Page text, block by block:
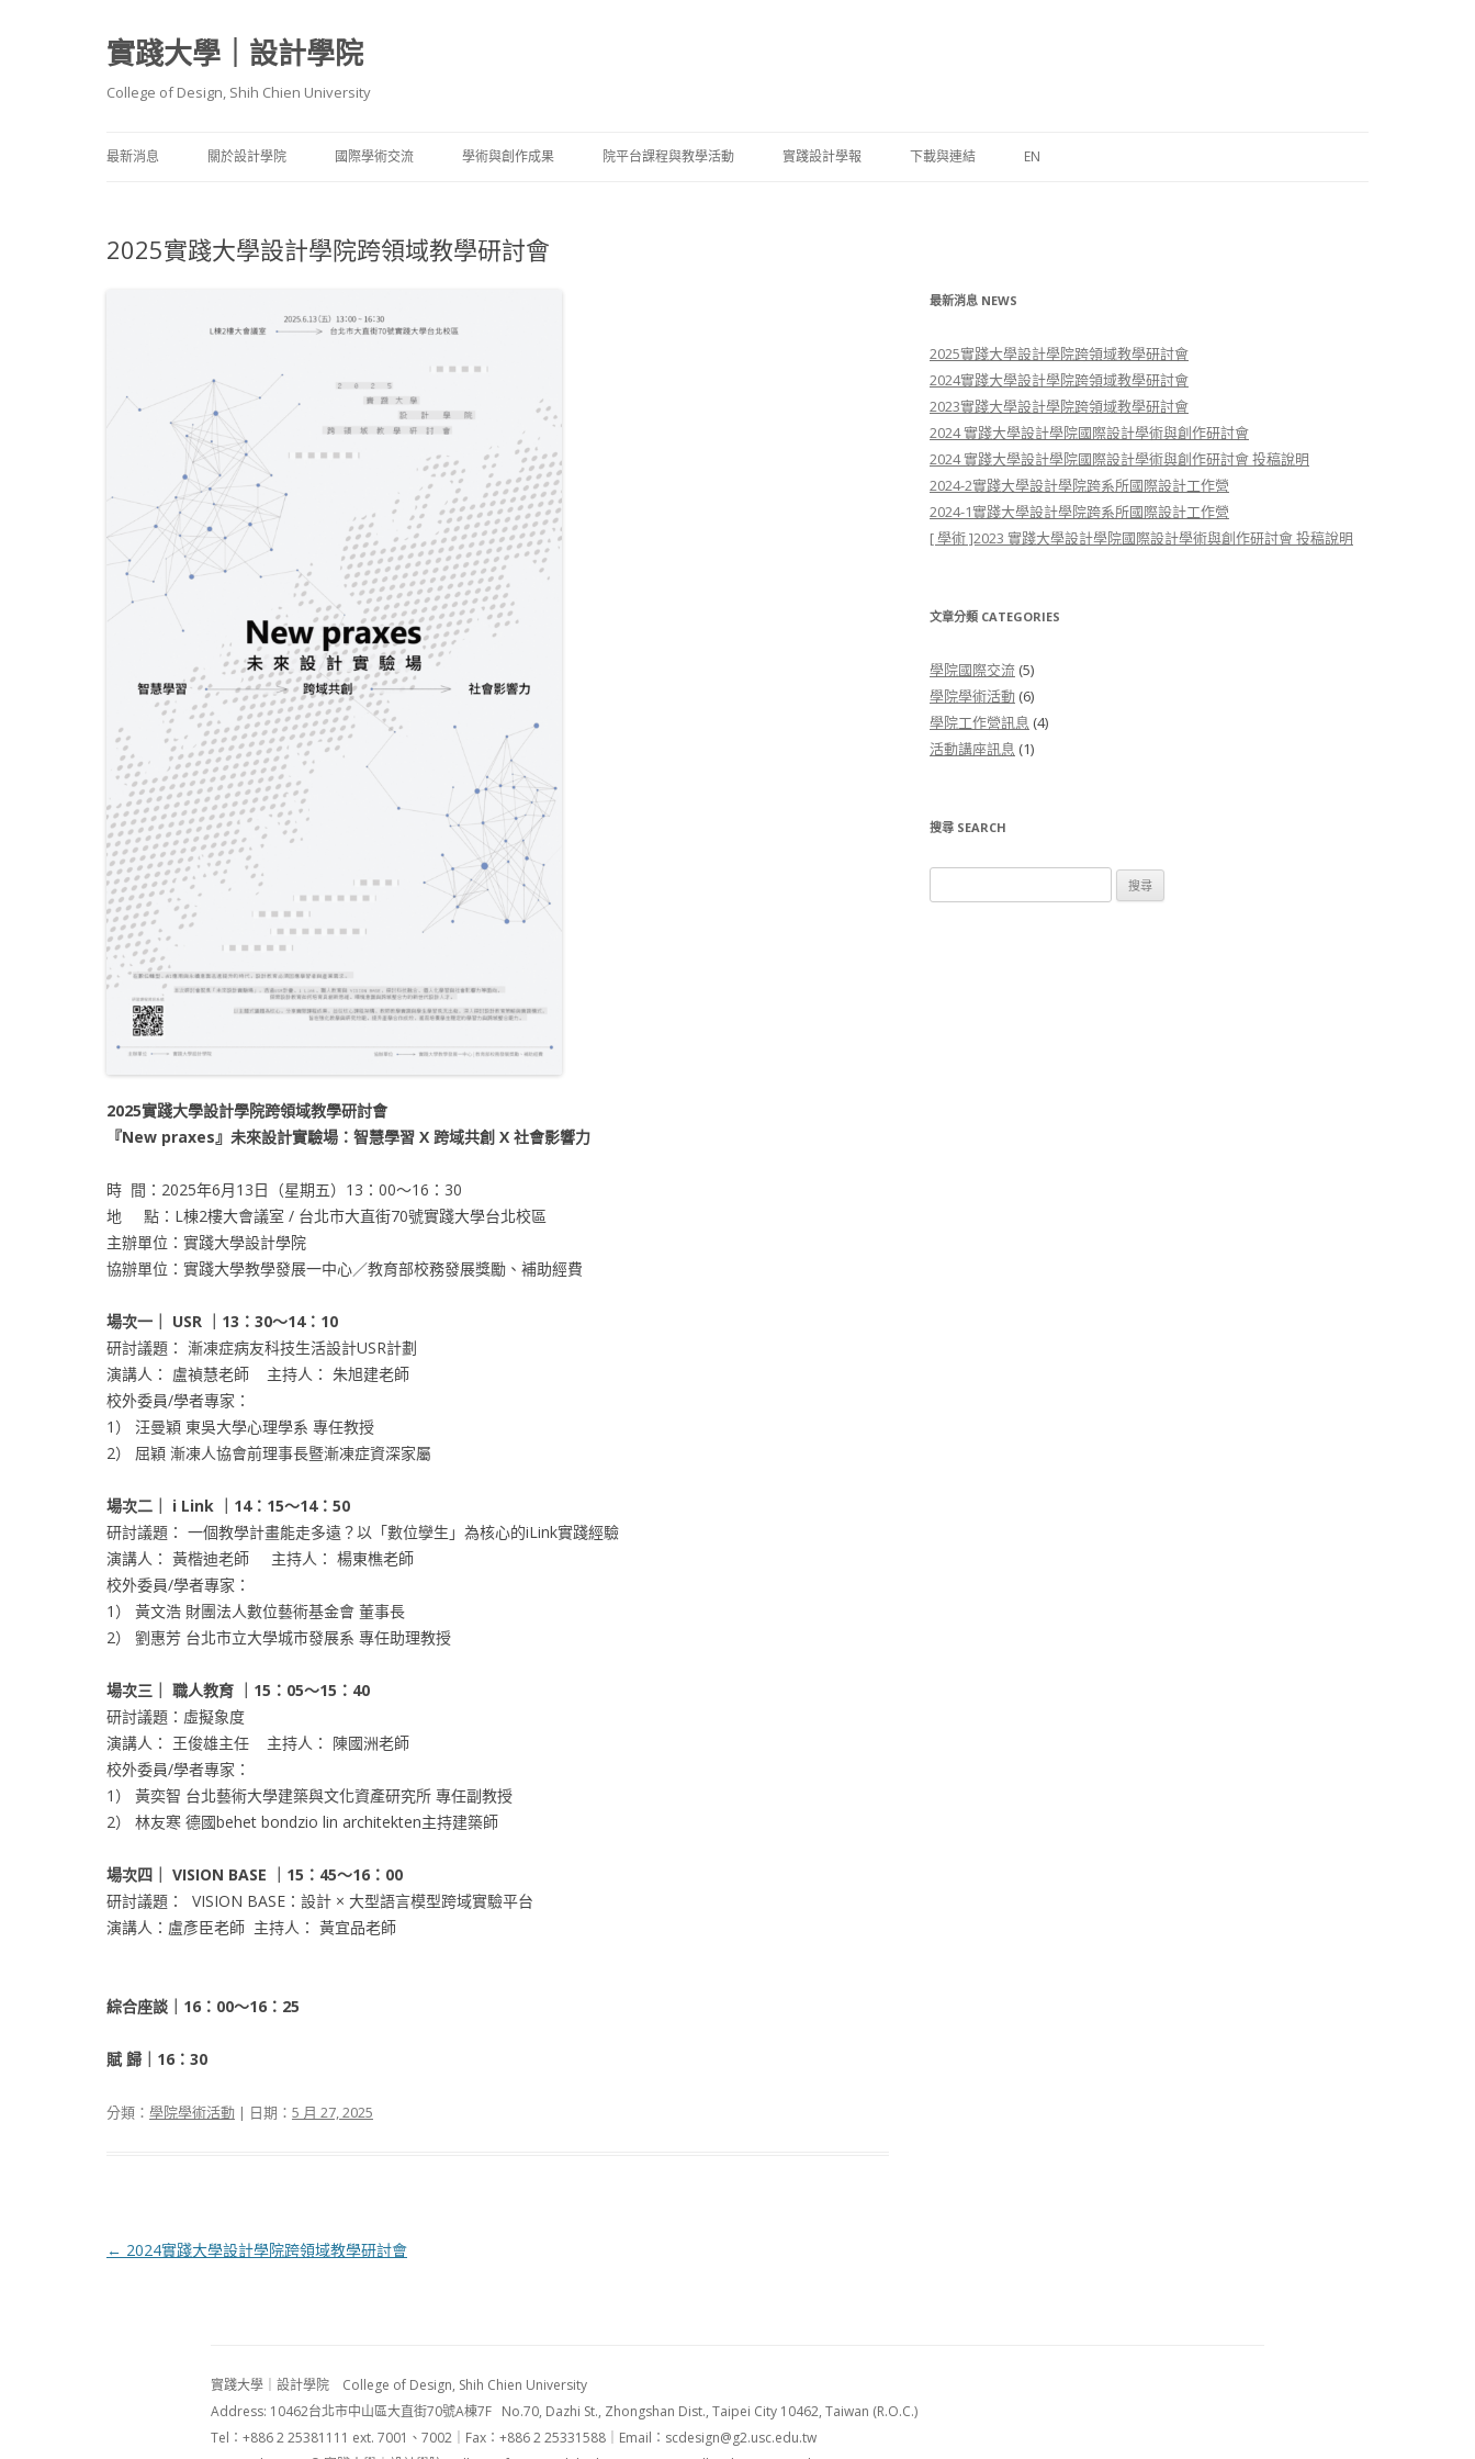
實踐大學｜設計學院
College of Design, Shih Chien University
最新消息 關於設計學院
院內各學系（含碩士班）介紹 服裝設計學系（含碩士班）
工業產品設計學系（含碩士班）
建築職人學士學位學程
報導與評比
國際學術交流
國際交流成果
教學卓越計畫 A1 架構
學術與創作成果
教師學術成果
院平台課程與教學活動 實踐設計學報 下載與連結 EN
2025實踐大學設計學院跨領域教學研討會
2025實踐大學設計學院跨領域教學研討會
『New praxes』未來設計實驗場：智慧學習 X 跨域共創 X 社會影響力
時 間：2025年6月13日（星期五）13：00～16：30
地 點：L棟2樓大會議室 / 台北市大直街70號實踐大學台北校區
主辦單位：實踐大學設計學院
協辦單位：實踐大學教學發展一中心／教育部校務發展獎勵、補助經費
場次一｜ USR ｜13：30～14：10
研討議題： 漸凍症病友科技生活設計USR計劃
演講人： 盧禎慧老師 主持人： 朱旭建老師
校外委員/學者專家：
1） 汪曼穎 東吳大學心理學系 專任教授
2） 屈穎 漸凍人協會前理事長暨漸凍症資深家屬
場次二｜ i Link ｜14：15～14：50
研討議題： 一個教學計畫能走多遠？以「數位孿生」為核心的iLink實踐經驗
演講人： 黃楷迪老師 主持人： 楊東樵老師
校外委員/學者專家：
1） 黃文浩 財團法人數位藝術基金會 董事長
2） 劉惠芳 台北市立大學城市發展系 專任助理教授
場次三｜ 職人教育 ｜15：05～15：40
研討議題：虛擬象度
演講人： 王俊雄主任 主持人： 陳國洲老師
校外委員/學者專家：
1） 黃奕智 台北藝術大學建築與文化資產研究所 專任副教授
2） 林友寒 德國behet bondzio lin architekten主持建築師
場次四｜ VISION BASE ｜15：45～16：00
研討議題： VISION BASE：設計 × 大型語言模型跨域實驗平台
演講人：盧彥臣老師 主持人： 黃宜品老師
綜合座談｜16：00～16：25
賦 歸｜16：30
分類： 學院學術活動 | 日期： 5 月 27, 2025
文章導航列
← 2024實踐大學設計學院跨領域教學研討會
最新消息 NEWS
2025實踐大學設計學院跨領域教學研討會
2024實踐大學設計學院跨領域教學研討會
2023實踐大學設計學院跨領域教學研討會
2024 實踐大學設計學院國際設計學術與創作研討會
2024 實踐大學設計學院國際設計學術與創作研討會 投稿說明
2024-2實踐大學設計學院跨系所國際設計工作營
2024-1實踐大學設計學院跨系所國際設計工作營
[ 學術 ]2023 實踐大學設計學院國際設計學術與創作研討會 投稿說明
文章分類 CATEGORIES
學院國際交流 (5)
學院學術活動 (6)
學院工作營訊息 (4)
活動講座訊息 (1)
搜尋 SEARCH
實踐大學｜設計學院 College of Design, Shih Chien University
Address: 10462台北市中山區大直街70號A棟7F No.70, Dazhi St., Zhongshan Dist., Taipei City 10462, Taiwan (R.O.C.)
Tel：+886 2 25381111 ext. 7001、7002｜Fax：+886 2 25331588｜Email：scdesign@g2.usc.edu.tw